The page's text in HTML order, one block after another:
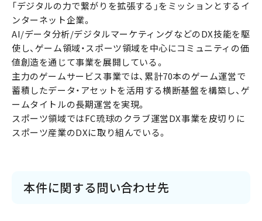
「デジタルの力で繋がりを拡張する」をミッションとするイ
ンターネット企業。
AI/データ分析/デジタルマーケティングなどのDX技能を駆
使し、ゲーム領域・スポーツ領域を中心にコミュニティの価
値創造を通じて事業を展開している。
主力のゲームサービス事業では、累計70本のゲーム運営で
蓄積したデータ・アセットを活用する横断基盤を構築し、ゲ
ームタイトルの長期運営を実現。
スポーツ領域ではFC琉球のクラブ運営DX事業を皮切りに
スポーツ産業のDXに取り組んでいる。
本件に関する問い合わせ先